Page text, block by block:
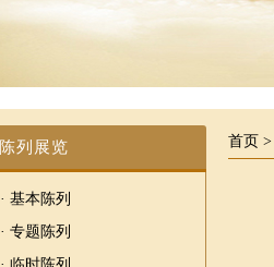
陈列展览
· 基本陈列
· 专题陈列
首页 >